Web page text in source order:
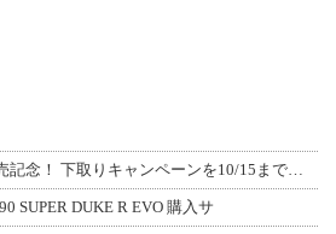
SUPER DUKE R EVO 購入サ